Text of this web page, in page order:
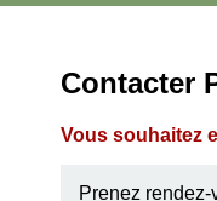
Contacter
Vous souhaitez
Prenez